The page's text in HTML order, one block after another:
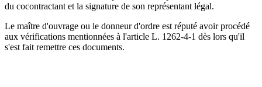
du cocontractant et la signature de son représentant légal.
Le maître d'ouvrage ou le donneur d'ordre est réputé avoir procédé
aux vérifications mentionnées à l'article L. 1262-4-1 dès lors qu'il
s'est fait remettre ces documents.